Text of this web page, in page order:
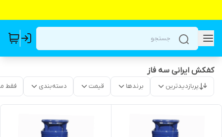
کفکش ایرانی سه فاز
پربازدیدترین برندها قیمت دسته‌بندی فقط